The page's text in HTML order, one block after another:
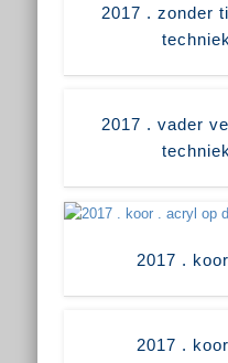
2017 . zonder
2017 . vader
2017 .
2017 .